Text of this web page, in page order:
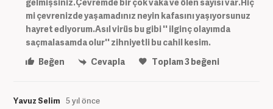
mi çevrenizde yaşamadınız neyin kafasını yaşıyorsunuz
hayret ediyorum.Asıl virüs bu gibi '' ilginç olayımda
saçmalasamda olur'' zihniyetli bu cahil kesim.
Beğen
Cevapla Toplam3beğeni
Yavuz Selim 5 yıl önce